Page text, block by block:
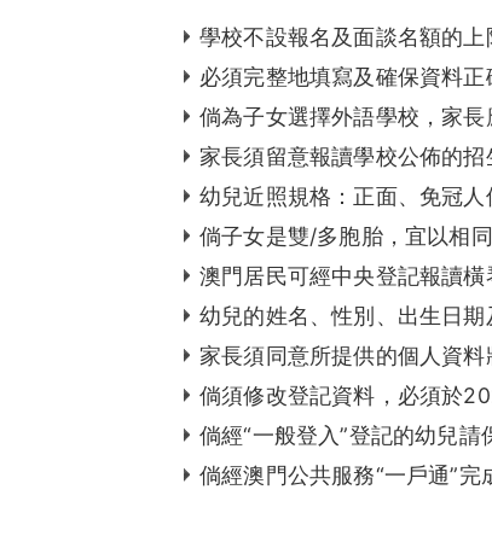
學校不設報名及面談名額的上
必須完整地填寫及確保資料
倘為子女選擇外語學校，家長
家長須留意報讀學校公佈的
幼兒近照規格：正面、免冠人
倘子女是雙/多胞胎，宜以相
澳門居民可經中央登記報讀橫
幼兒的姓名、性別、出生日期
家長須同意所提供的個人資料
倘須修改登記資料，必須於
倘經“一般登入”登記的幼兒
倘經澳門公共服務“一戶通”完